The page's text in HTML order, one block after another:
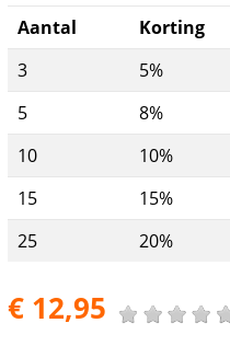
Aantal Korting
3
5%
5
8%
10
10%
15
15%
25
20%
€ 12,95